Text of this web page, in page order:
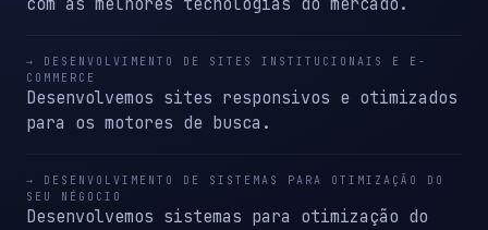
com as melhores tecnologias do mercado.
→ DESENVOLVIMENTO DE SITES INSTITUCIONAIS E E-
COMMERCE
Desenvolvemos sites responsivos e otimizados
para os motores de busca.
→ DESENVOLVIMENTO DE SISTEMAS PARA OTIMIZAÇÃO DO
SEU NÉGOCIO
Desenvolvemos sistemas para otimização do